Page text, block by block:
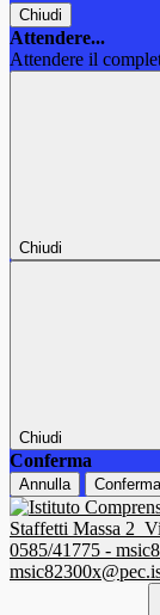
Chiudi
Attendere...
Attendere il
Chiudi
Chiudi
Conferma
Annulla Conferma
Staffetti Massa 2
0585/41775 -